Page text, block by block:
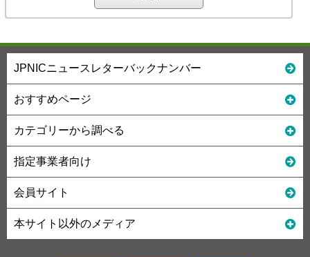
JPNICニュースレターバックナンバー
おすすめページ
カテゴリーから調べる
指定事業者向け
会員サイト
本サイト以外のメディア